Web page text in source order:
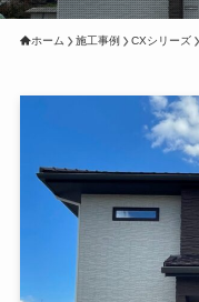
ホーム 施工事例 CXシリーズ